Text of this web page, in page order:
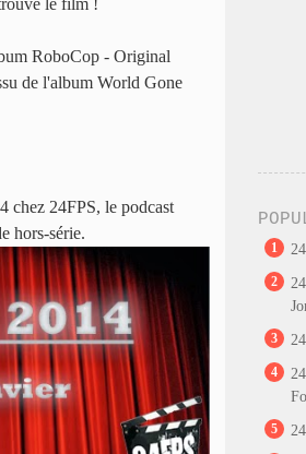
RoboCop - Original
de l'album World Gone
chez 24FPS, le podcast
hors-série.
1
2
3
4
5